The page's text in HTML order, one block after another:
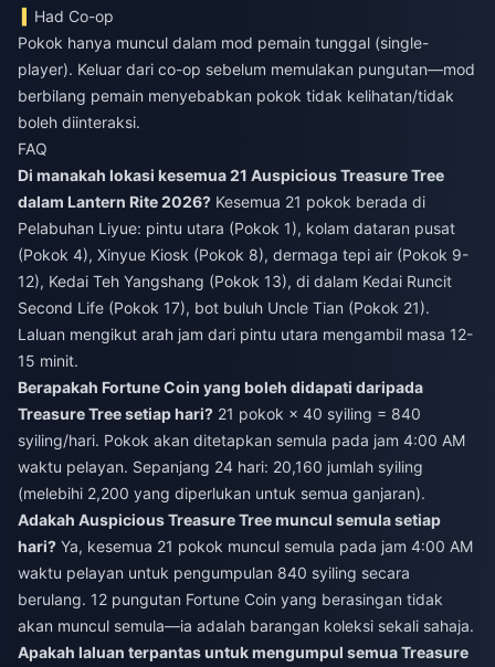
Had Co-op
Pokok hanya muncul dalam mod pemain tunggal (single-
player). Keluar dari co-op sebelum memulakan pungutan—mod
berbilang pemain menyebabkan pokok tidak kelihatan/tidak
boleh diinteraksi.
FAQ
Di manakah lokasi kesemua 21 Auspicious Treasure Tree
dalam Lantern Rite 2026? Kesemua 21 pokok berada di
Pelabuhan Liyue: pintu utara (Pokok 1), kolam dataran pusat
(Pokok 4), Xinyue Kiosk (Pokok 8), dermaga tepi air (Pokok 9-
12), Kedai Teh Yangshang (Pokok 13), di dalam Kedai Runcit
Second Life (Pokok 17), bot buluh Uncle Tian (Pokok 21).
Laluan mengikut arah jam dari pintu utara mengambil masa 12-
15 minit.
Berapakah Fortune Coin yang boleh didapati daripada
Treasure Tree setiap hari? 21 pokok × 40 syiling = 840
syiling/hari. Pokok akan ditetapkan semula pada jam 4:00 AM
waktu pelayan. Sepanjang 24 hari: 20,160 jumlah syiling
(melebihi 2,200 yang diperlukan untuk semua ganjaran).
Adakah Auspicious Treasure Tree muncul semula setiap
hari? Ya, kesemua 21 pokok muncul semula pada jam 4:00 AM
waktu pelayan untuk pengumpulan 840 syiling secara
berulang. 12 pungutan Fortune Coin yang berasingan tidak
akan muncul semula—ia adalah barangan koleksi sekali sahaja.
Apakah laluan terpantas untuk mengumpul semua Treasure